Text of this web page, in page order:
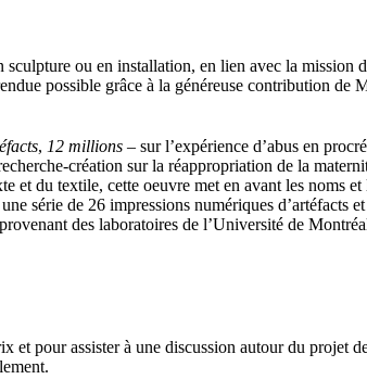
ou en installation, en lien avec la
possible grâce à la généreuse contribution de
, 12 millions – sur l’expérience d’abus en
création sur la réappropriation de la
du textile, cette oeuvre met en avant les noms
une série de 26 impressions numériques d’artéfacts
des laboratoires de l’Université de
pour assister à une discussion autour du projet